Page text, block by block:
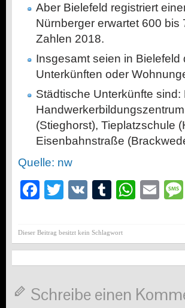
Aber Bielefeld registriert
Nürnberger erwartet 600
Zahlen 2018.
Insgesamt seien in
Unterkünften oder
Städtische Unterkünfte
(Stieghorst), Tieplatzschule
Eisenbahnstraße
Quelle: nw
Facebook
Twitter
VK Tumblr
Dieser Beitrag besitzt kein Schlagwort
Schreibe einen